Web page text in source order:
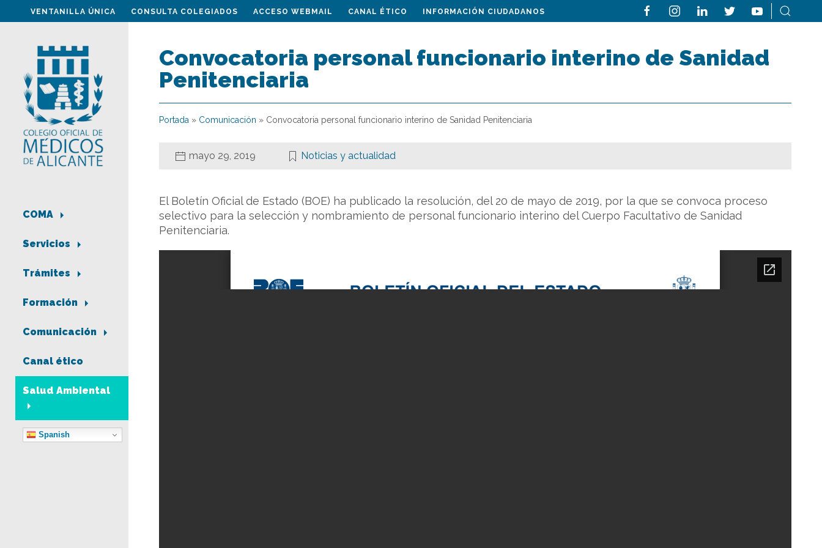
VENTANILLA ÚNICA CONSULTA COLEGIADOS ACCESO WEBMAIL CANAL ÉTICO INFORMACIÓN CIUDADANOS
COMA
Servicios
Trámites
Formación
Comunicación
Canal ético
Salud Ambiental
Spanish
Convocatoria personal funcionario interino de Sanidad
Penitenciaria
Portada » Comunicación » Convocatoria personal funcionario interino de Sanidad Penitenciaria
mayo 29, 2019 Noticias y actualidad
El Boletín Oficial de Estado (BOE) ha publicado la resolución, del 20 de mayo de 2019, por la que se convoca proceso
selectivo para la selección y nombramiento de personal funcionario interino del Cuerpo Facultativo de Sanidad
Penitenciaria.